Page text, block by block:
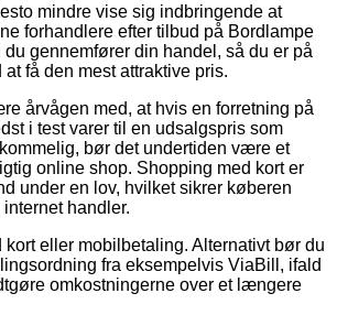
mindre vise sig indbringende at
forhandlere efter tilbud på Bordlampe
gennemfører din handel, så du er på
få den mest attraktive pris.
årvågen med, at hvis en forretning på
i test varer til en udsalgspris som
bør det undertiden være et
online shop. Shopping med kort er
under en lov, hvilket sikrer køberen
handler.
eller mobilbetaling. Alternativt bør du
fra eksempelvis ViaBill, ifald
omkostningerne over et længere